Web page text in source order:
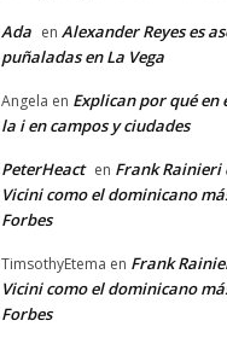
Ada en Alexander Reyes es
puñaladas en La Vega
Angela en Explican por qué en
la i en campos y ciudades
PeterHeact en Frank Rainieri
Vicini como el dominicano
Forbes
TimsothyEtema en Frank
Vicini como el dominicano
Forbes